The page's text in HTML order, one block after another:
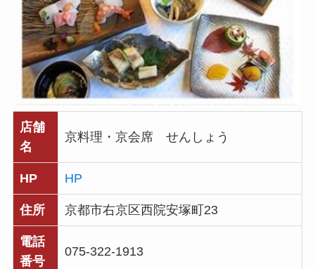
店舗
名
京料理・京会席 せんしょう
HP HP
住所 京都市右京区西院安塚町23
電話
番号
075-322-1913